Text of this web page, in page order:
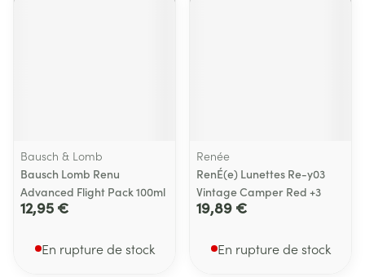
Bausch & Lomb
Bausch Lomb Renu
Advanced Flight Pack 100ml
12,95 €
En rupture de stock
Renée
RenÉ(e) Lunettes Re-y03
Vintage Camper Red +3
19,89 €
En rupture de stock